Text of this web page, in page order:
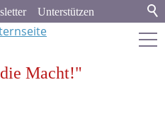
Unterstützen
Macht!"